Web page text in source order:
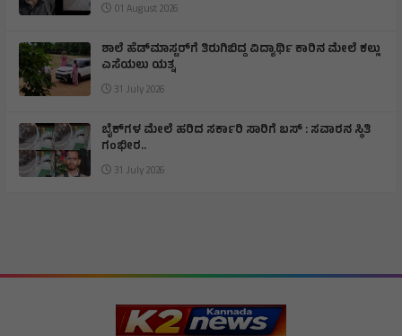
01 August 2026
ಶಾಲೆ ಹೆಡ್‌ಮಾಸ್ಟರ್‌ಗೆ ತಿರುಗಿಬಿದ್ದ ವಿದ್ಯಾರ್ಥಿ ಕಾರಿನ ಮೇಲೆ ಕಲ್ಲು
ಎಸೆಯಲು ಯತ್ನ
31 July 2026
ಬೈಕ್‌ಗಳ ಮೇಲೆ ಹರಿದ ಸರ್ಕಾರಿ ಸಾರಿಗೆ ಬಸ್ : ಸವಾರನ ಸ್ಥಿತಿ
ಗಂಭೀರ..
31 July 2026